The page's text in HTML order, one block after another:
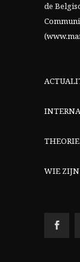
de
THEORIE
WIE